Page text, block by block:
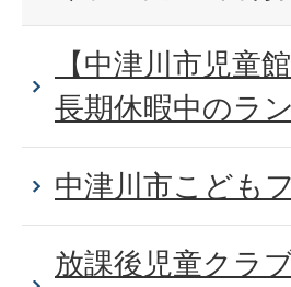
【中津川市児童
長期休暇中のラ
中津川市こども
放課後児童クラ